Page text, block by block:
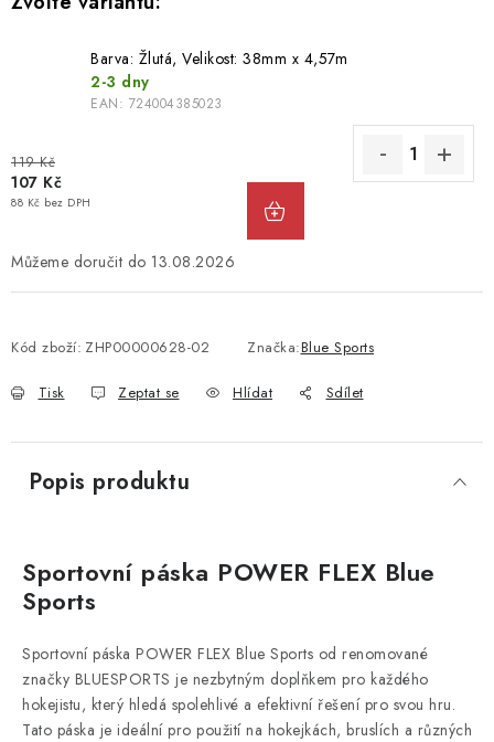
info@hockeyshopteplice.cz
+420 728 784 925 (po–pá: 14:00–18:00)
Barva: Žlutá, Velikost: 38mm x 4,57m
2-3 dny
EAN: 724004385023
119 Kč
107 Kč
88 Kč bez DPH
13.08.2026
Kód zboží: ZHP00000628-02 Značka:Blue Sports
Tisk Zeptat se Hlídat Sdílet
Popis produktu
Sportovní páska POWER FLEX Blue
Sports
Sportovní páska POWER FLEX Blue Sports od renomované
značky BLUESPORTS je nezbytným doplňkem pro každého
hokejistu, který hledá spolehlivé a efektivní řešení pro svou hru.
Tato páska je ideální pro použití na hokejkách, bruslích a různých